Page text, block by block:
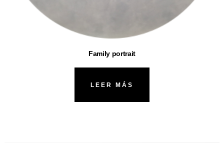
Family portrait
LEER MÁS